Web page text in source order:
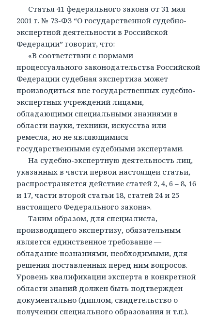
Статья 41 федерального закона от 31 мая
2001 г. № 73-ФЗ “О государственной судебно-
экспертной деятельности в Российской
Федерации” говорит, что:
«В соответствии с нормами
процессуального законодательства Российской
Федерации судебная экспертиза может
производиться вне государственных судебно-
экспертных учреждений лицами,
обладающими специальными знаниями в
области науки, техники, искусства или
ремесла, но не являющимися
государственными судебными экспертами.
На судебно-экспертную деятельность лиц,
указанных в части первой настоящей статьи,
распространяется действие статей 2, 4, 6 – 8, 16
и 17, части второй статьи 18, статей 24 и 25
настоящего Федерального закона».
Таким образом, для специалиста,
производящего экспертизу, обязательным
является единственное требование —
обладание познаниями, необходимыми, для
решения поставленных перед ним вопросов.
Уровень квалификации эксперта в конкретной
области знаний должен быть подтвержден
документально (диплом, свидетельство о
получении специального образования и т.п.).